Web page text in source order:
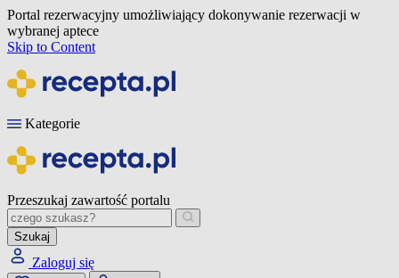
Portal rezerwacyjny umożliwiający dokonywanie rezerwacji w
wybranej aptece
Skip to Content
Kategorie
Przeszukaj zawartość portalu
Szukaj
Zaloguj się